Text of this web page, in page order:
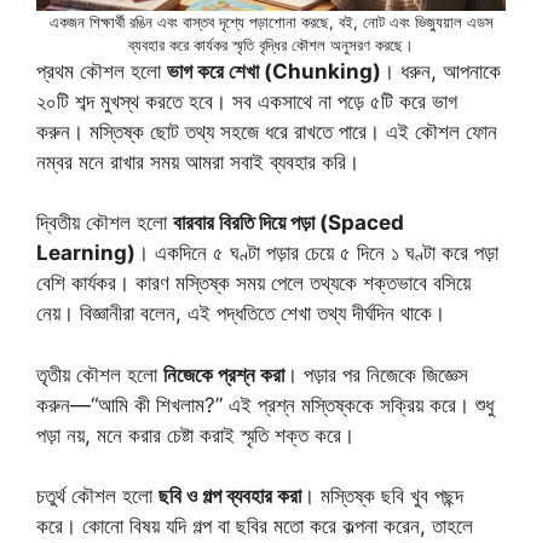
একজন শিক্ষার্থী রঙিন এবং বাস্তব দৃশ্যে পড়াশোনা করছে, বই, নোট এবং ভিজ্যুয়াল এডস
ব্যবহার করে কার্যকর স্মৃতি বৃদ্ধির কৌশল অনুসরণ করছে।
প্রথম কৌশল হলো ভাগ করে শেখা (Chunking) । ধরুন, আপনাকে
২০টি শব্দ মুখস্থ করতে হবে। সব একসাথে না পড়ে ৫টি করে ভাগ
করুন। মস্তিষ্ক ছোট তথ্য সহজে ধরে রাখতে পারে। এই কৌশল ফোন
নম্বর মনে রাখার সময় আমরা সবাই ব্যবহার করি।
দ্বিতীয় কৌশল হলো বারবার বিরতি দিয়ে পড়া (Spaced
Learning) । একদিনে ৫ ঘণ্টা পড়ার চেয়ে ৫ দিনে ১ ঘণ্টা করে পড়া
বেশি কার্যকর। কারণ মস্তিষ্ক সময় পেলে তথ্যকে শক্তভাবে বসিয়ে
নেয়। বিজ্ঞানীরা বলেন, এই পদ্ধতিতে শেখা তথ্য দীর্ঘদিন থাকে।
তৃতীয় কৌশল হলো নিজেকে প্রশ্ন করা। পড়ার পর নিজেকে জিজ্ঞেস
করুন—“আমি কী শিখলাম?” এই প্রশ্ন মস্তিষ্ককে সক্রিয় করে। শুধু
পড়া নয়, মনে করার চেষ্টা করাই স্মৃতি শক্ত করে।
চতুর্থ কৌশল হলো ছবি ও গল্প ব্যবহার করা। মস্তিষ্ক ছবি খুব পছন্দ
করে। কোনো বিষয় যদি গল্প বা ছবির মতো করে কল্পনা করেন, তাহলে